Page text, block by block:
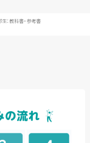
生：教科書・参考書